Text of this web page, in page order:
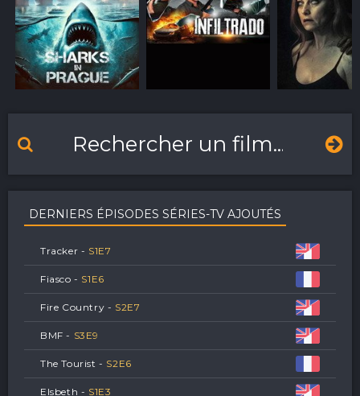
DERNIERS ÉPISODES SÉRIES-TV AJOUTÉS
Tracker - S1E7
Fiasco - S1 E6
Fire Country - S2E7
BMF - S3 E9
The Tourist - S2E6
Elsbeth - S1E3